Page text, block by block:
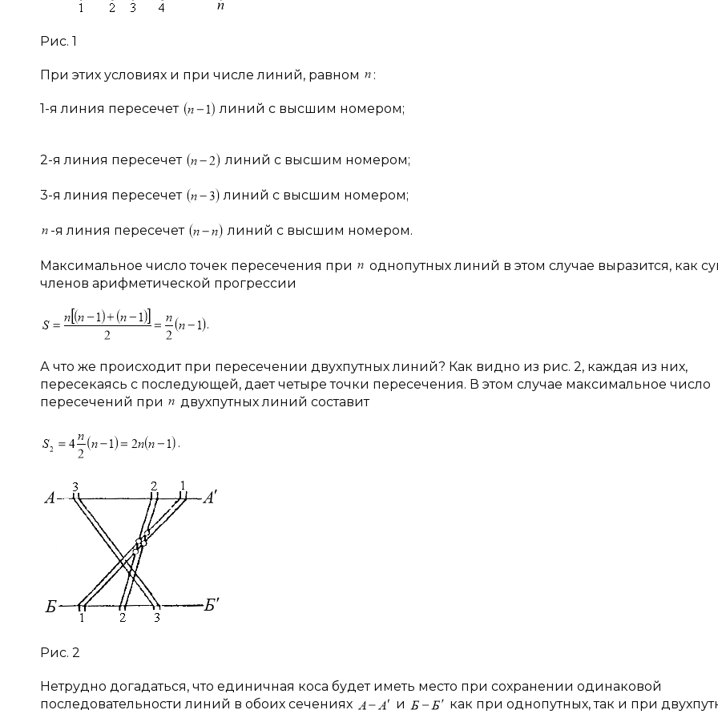
Рис. 1
При этих условиях и при числе линий, равном :
1-я линия пересечет линий с высшим номером;
2-я линия пересечет линий с высшим номером;
3-я линия пересечет линий с высшим номером;
-я линия пересечет линий с высшим номером.
Максимальное число точек пересечения при
однопутных линий в этом случае выразится, как
членов арифметической прогрессии
.
А что же происходит при пересечении двухпутных линий? Как видно из рис. 2, каждая из них,
пересекаясь с последующей, дает четыре точки пересечения. В этом случае максимальное число
пересечений при
двухпутных линий составит
.
Рис. 2
Нетрудно догадаться, что единичная коса будет иметь место при сохранении одинаковой
последовательности линий в обоих сечениях
и
как при однопутных, так и при